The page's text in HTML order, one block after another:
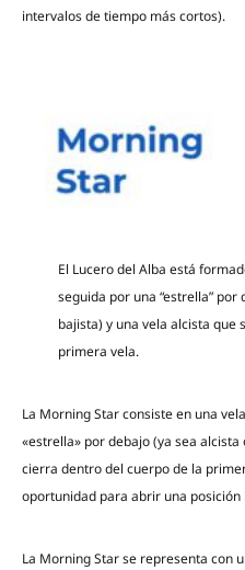
intervalos de tiempo más cortos).
El Lucero del Alba está
seguida por una “estrella”
bajista) y una vela alcista que
primera vela.
La Morning Star consiste en una
«estrella» por debajo (ya sea
cierra dentro del cuerpo de la
oportunidad para abrir una
La Morning Star se representa con